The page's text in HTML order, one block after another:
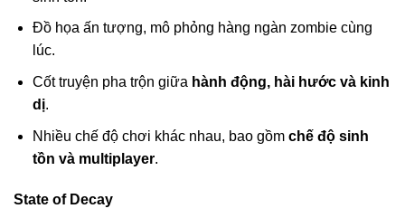
Đồ họa ấn tượng, mô phỏng hàng ngàn zombie cùng
lúc.
Cốt truyện pha trộn giữa hành động, hài hước và kinh
dị.
Nhiều chế độ chơi khác nhau, bao gồm chế độ sinh
tồn và multiplayer.
State of Decay